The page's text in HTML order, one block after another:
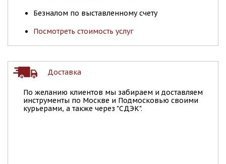
Безналом по выставленному счету
Посмотреть стоимость услуг
Доставка
По желанию клиентов мы забираем и доставляем
инструменты по Москве и Подмосковью своими
курьерами, а также через "СДЭК".